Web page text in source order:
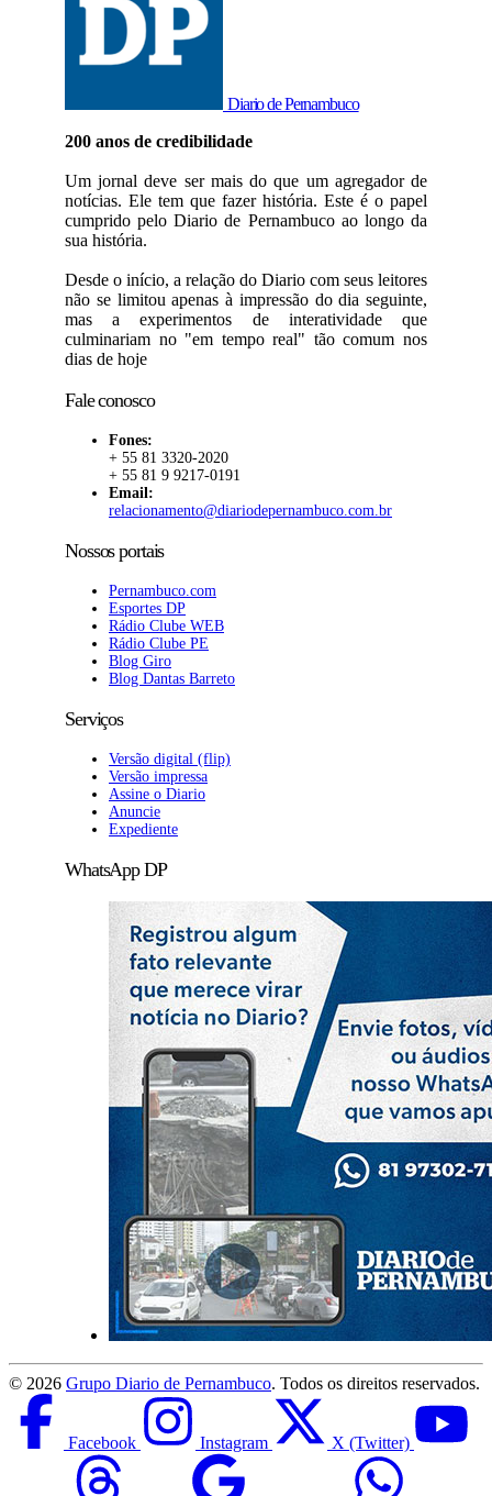
Diario de Pernambuco
200 anos de credibilidade
Um jornal deve ser mais do que um agregador de
notícias. Ele tem que fazer história. Este é o papel
cumprido pelo Diario de Pernambuco ao longo da
sua história.
Desde o início, a relação do Diario com seus leitores
não se limitou apenas à impressão do dia seguinte,
mas a experimentos de interatividade que
culminariam no "em tempo real" tão comum nos
dias de hoje
Fale conosco
Fones:
+ 55 81 3320-2020
+ 55 81 9 9217-0191
Email:
relacionamento@diariodepernambuco.com.br
Nossos portais
Pernambuco.com
Esportes DP
Rádio Clube WEB
Rádio Clube PE
Blog Giro
Blog Dantas Barreto
Serviços
Versão digital (flip)
Versão impressa
Assine o Diario
Anuncie
Expediente
WhatsApp DP
© 2026 Grupo Diario de Pernambuco. Todos os direitos reservados.
Facebook Instagram X (Twitter)